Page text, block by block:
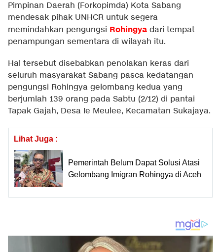
Pimpinan Daerah (Forkopimda) Kota Sabang
mendesak pihak UNHCR untuk segera
memindahkan pengungsi Rohingya dari tempat
penampungan sementara di wilayah itu.
Hal tersebut disebabkan penolakan keras dari
seluruh masyarakat Sabang pasca kedatangan
pengungsi Rohingya gelombang kedua yang
berjumlah 139 orang pada Sabtu (2/12) di pantai
Tapak Gajah, Desa Ie Meulee, Kecamatan Sukajaya.
Lihat Juga :
Pemerintah Belum Dapat Solusi Atasi
Gelombang Imigran Rohingya di Aceh